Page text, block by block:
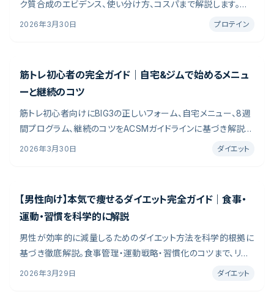
ク質合成のエビデンス、使い分け方、コスパまで解説します。臨
床試験データと栄養学の知見を参照し、目的別の選び方と摂取
2026年3月30日 プロテイン
筋トレ初心者の完全ガイド｜自宅&ジムで始めるメニュ
ーと継続のコツ
筋トレ初心者向けにBIG3の正しいフォーム、自宅メニュー、8週
間プログラム、継続のコツをACSMガイドラインに基づき解説し
ます。栄養学の最新研究と実証データを参照し、続けやすい実
2026年3月30日 ダイエット
【男性向け】本気で痩せるダイエット完全ガイド｜食事・
運動・習慣を科学的に解説
男性が効率的に減量しるためのダイエット方法を科学的根拠に
基づき徹底解説。食事管理・運動戦略・習慣化のコツまで、リバ
ウンドしない減量プランを紹介します。「何度もダイエットに挑戦
2026年3月29日 ダイエット